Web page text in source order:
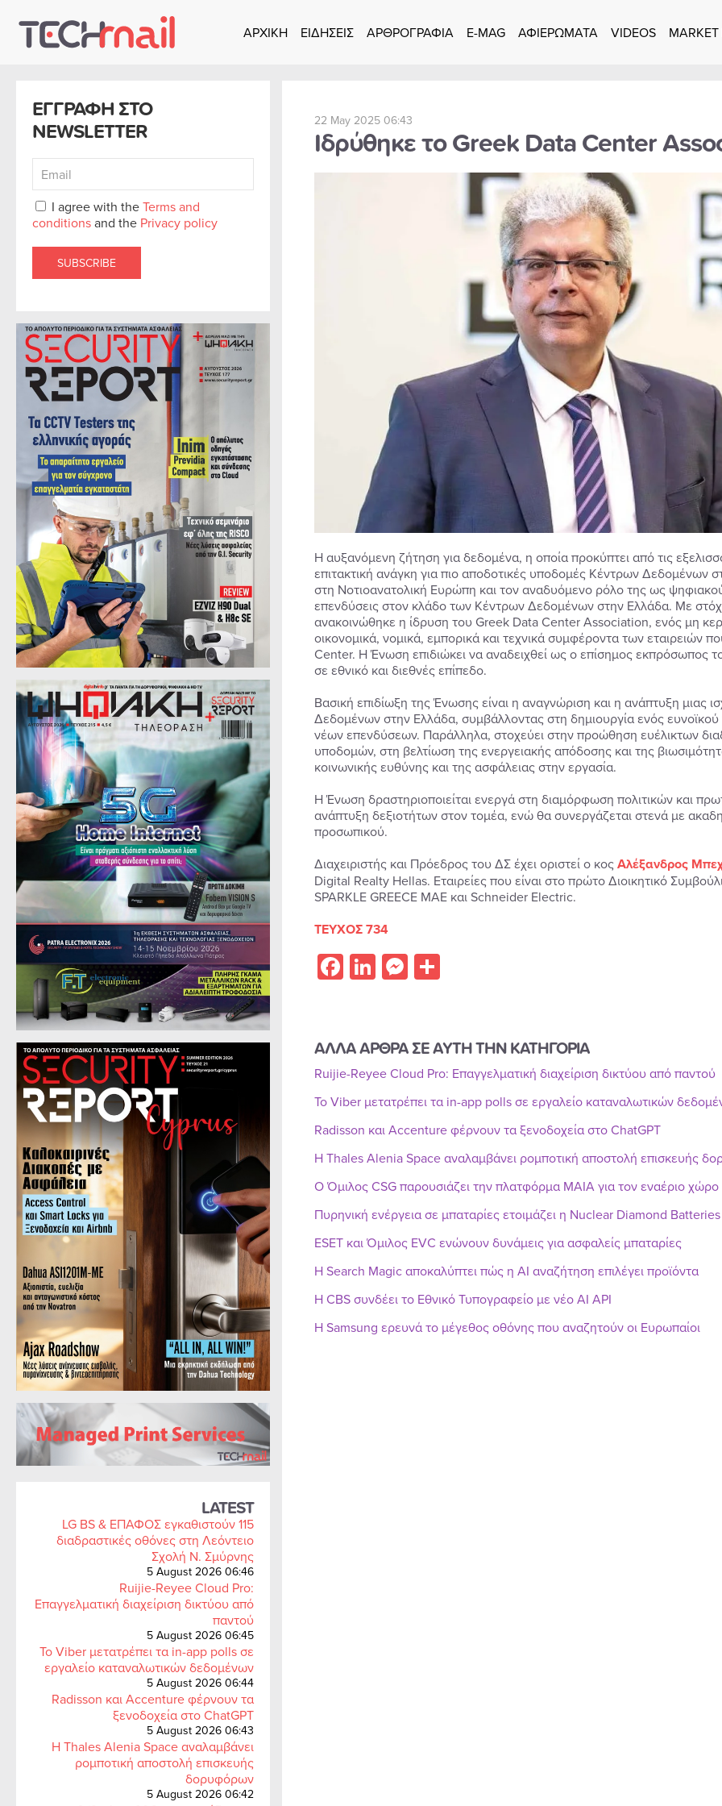
Skip to main content
ΑΡΧΙΚΗ ΕΙΔΗΣΕΙΣ ΑΡΘΡΟΓΡΑΦΙΑ E-MAG ΑΦΙΕΡΩΜΑΤΑ VIDEOS MARKET
ΕΓΓΡΑΦΗ ΣΤΟ
NEWSLETTER
I agree with theTerms and
conditionsand the Privacy policy
SUBSCRIBE
LATEST
LG BS & ΕΠΑΦΟΣ εγκαθιστούν 115
διαδραστικές οθόνες στη Λεόντειο
Σχολή Ν. Σμύρνης
5 August 2026 06:46
Ruijie-Reyee Cloud Pro:
Επαγγελματική διαχείριση δικτύου από
παντού
5 August 2026 06:45
Το Viber μετατρέπει τα in-app polls σε
εργαλείο καταναλωτικών δεδομένων
5 August 2026 06:44
Radisson και Accenture φέρνουν τα
ξενοδοχεία στο ChatGPT
5 August 2026 06:43
Η Thales Alenia Space αναλαμβάνει
ρομποτική αποστολή επισκευής
δορυφόρων
5 August 2026 06:42
22 May 2025 06:43
Ιδρύθηκε το Greek Data Center
Η αυξανόμενη ζήτηση για δεδομένα, η οποία προκύπτει από τις
επιτακτική ανάγκη για πιο αποδοτικές υποδομές Κέντρων Δεδομένων
στη Νοτιοανατολική Ευρώπη και τον αναδυόμενο ρόλο της ως
επενδύσεις στον κλάδο των Κέντρων Δεδομένων στην Ελλάδα. Με
ανακοινώθηκε η ίδρυση του Greek Data Center Association, ενός μη
οικονομικά, νομικά, εμπορικά και τεχνικά συμφέροντα των εταιρειών
Center. Η Ένωση επιδιώκει να αναδειχθεί ως ο επίσημος εκπρόσωπος
σε εθνικό και διεθνές επίπεδο.
Βασική επιδίωξη της Ένωσης είναι η αναγνώριση και η ανάπτυξη μιας
Δεδομένων στην Ελλάδα, συμβάλλοντας στη δημιουργία ενός
νέων επενδύσεων. Παράλληλα, στοχεύει στην προώθηση ευέλικτων
υποδομών, στη βελτίωση της ενεργειακής απόδοσης και της
κοινωνικής ευθύνης και της ασφάλειας στην εργασία.
Η Ένωση δραστηριοποιείται ενεργά στη διαμόρφωση πολιτικών και
ανάπτυξη δεξιοτήτων στον τομέα, ενώ θα συνεργάζεται στενά με
προσωπικού.
Διαχειριστής και Πρόεδρος του ΔΣ έχει οριστεί ο κοςΑλέξανδρος
Digital Realty Hellas. Εταιρείες που είναι στο πρώτο Διοικητικό
SPARKLE GREECE MAE και Schneider Electric.
ΤΕΥΧΟΣ 734
Facebook
LinkedIn
Messenger
Share
ΑΛΛΑ ΑΡΘΡΑ ΣΕ ΑΥΤΗ ΤΗΝ ΚΑΤΗΓΟΡΙΑ
Ruijie-Reyee Cloud Pro: Επαγγελματική διαχείριση δικτύου από παντού
Το Viber μετατρέπει τα in-app polls σε εργαλείο καταναλωτικών
Radisson και Accenture φέρνουν τα ξενοδοχεία στο ChatGPT
Η Thales Alenia Space αναλαμβάνει ρομποτική αποστολή επισκευής
Ο Όμιλος CSG παρουσιάζει την πλατφόρμα MAIA για τον εναέριο χώρο
Πυρηνική ενέργεια σε μπαταρίες ετοιμάζει η Nuclear Diamond Batteries
ESET και Όμιλος EVC ενώνουν δυνάμεις για ασφαλείς μπαταρίες
Η Search Magic αποκαλύπτει πώς η AI αναζήτηση επιλέγει προϊόντα
Η CBS συνδέει το Εθνικό Τυπογραφείο με νέο AI API
Η Samsung ερευνά το μέγεθος οθόνης που αναζητούν οι Ευρωπαίοι